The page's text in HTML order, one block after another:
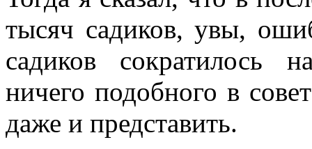
тысяч садиков, увы,
садиков сократилось
ничего подобного в
даже и представить.